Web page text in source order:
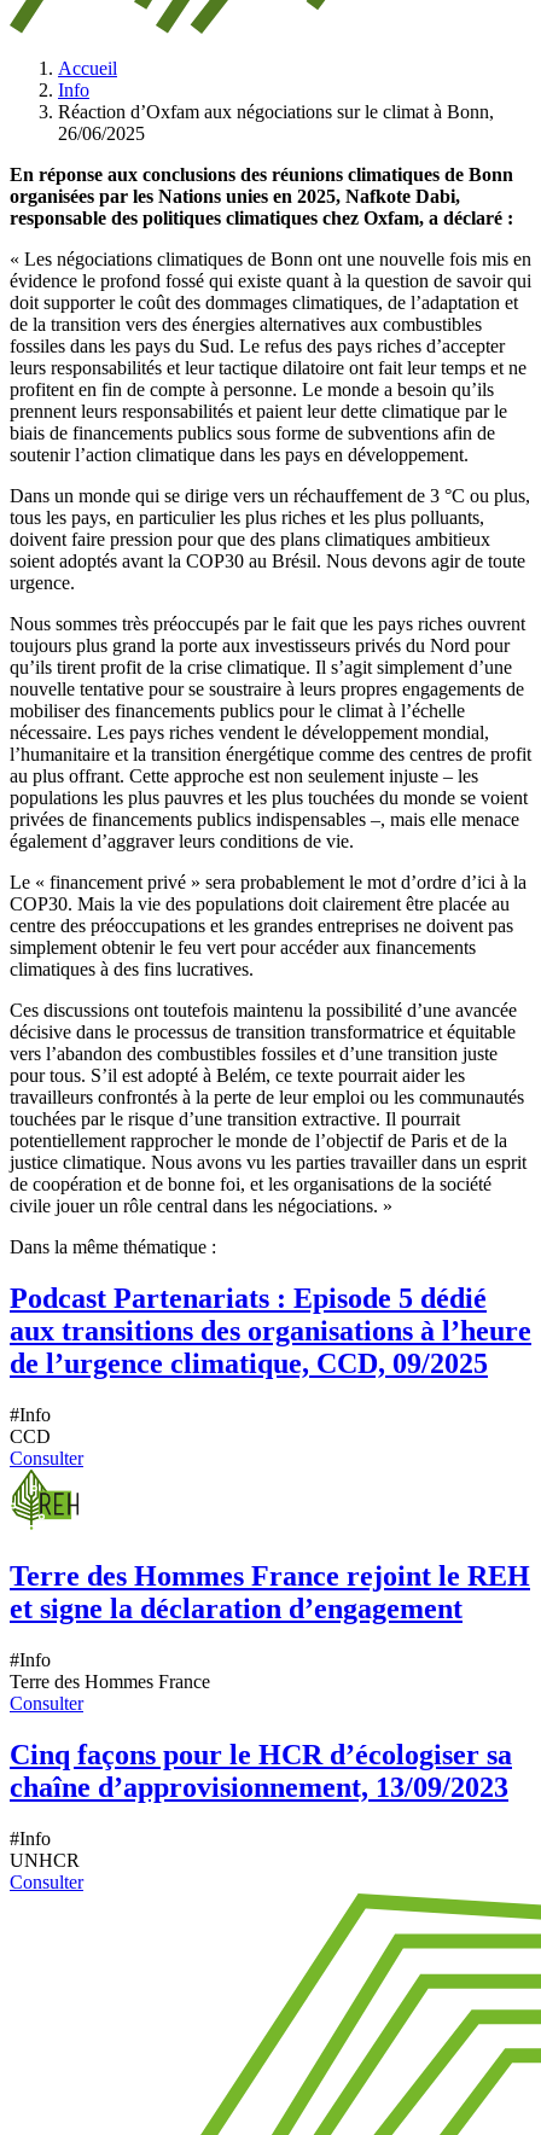
Accueil
Info
Réaction d’Oxfam aux négociations sur le climat à Bonn,
26/06/2025
En réponse aux conclusions des réunions climatiques de Bonn
organisées par les Nations unies en 2025, Nafkote Dabi,
responsable des politiques climatiques chez Oxfam, a déclaré :
« Les négociations climatiques de Bonn ont une nouvelle fois mis en
évidence le profond fossé qui existe quant à la question de savoir qui
doit supporter le coût des dommages climatiques, de l’adaptation et
de la transition vers des énergies alternatives aux combustibles
fossiles dans les pays du Sud. Le refus des pays riches d’accepter
leurs responsabilités et leur tactique dilatoire ont fait leur temps et ne
profitent en fin de compte à personne. Le monde a besoin qu’ils
prennent leurs responsabilités et paient leur dette climatique par le
biais de financements publics sous forme de subventions afin de
soutenir l’action climatique dans les pays en développement.
Dans un monde qui se dirige vers un réchauffement de 3 °C ou plus,
tous les pays, en particulier les plus riches et les plus polluants,
doivent faire pression pour que des plans climatiques ambitieux
soient adoptés avant la COP30 au Brésil. Nous devons agir de toute
urgence.
Nous sommes très préoccupés par le fait que les pays riches ouvrent
toujours plus grand la porte aux investisseurs privés du Nord pour
qu’ils tirent profit de la crise climatique. Il s’agit simplement d’une
nouvelle tentative pour se soustraire à leurs propres engagements de
mobiliser des financements publics pour le climat à l’échelle
nécessaire. Les pays riches vendent le développement mondial,
l’humanitaire et la transition énergétique comme des centres de profit
au plus offrant. Cette approche est non seulement injuste – les
populations les plus pauvres et les plus touchées du monde se voient
privées de financements publics indispensables –, mais elle menace
également d’aggraver leurs conditions de vie.
Le « financement privé » sera probablement le mot d’ordre d’ici à la
COP30. Mais la vie des populations doit clairement être placée au
centre des préoccupations et les grandes entreprises ne doivent pas
simplement obtenir le feu vert pour accéder aux financements
climatiques à des fins lucratives.
Ces discussions ont toutefois maintenu la possibilité d’une avancée
décisive dans le processus de transition transformatrice et équitable
vers l’abandon des combustibles fossiles et d’une transition juste
pour tous. S’il est adopté à Belém, ce texte pourrait aider les
travailleurs confrontés à la perte de leur emploi ou les communautés
touchées par le risque d’une transition extractive. Il pourrait
potentiellement rapprocher le monde de l’objectif de Paris et de la
justice climatique. Nous avons vu les parties travailler dans un esprit
de coopération et de bonne foi, et les organisations de la société
civile jouer un rôle central dans les négociations. »
Dans la même thématique :
Podcast Partenariats : Episode 5 dédié
aux transitions des organisations à l’heure
de l’urgence climatique, CCD, 09/2025
#Info
CCD
Consulter
Terre des Hommes France rejoint le REH
et signe la déclaration d’engagement
#Info
Terre des Hommes France
Consulter
Cinq façons pour le HCR d’écologiser sa
chaîne d’approvisionnement, 13/09/2023
#Info
UNHCR
Consulter